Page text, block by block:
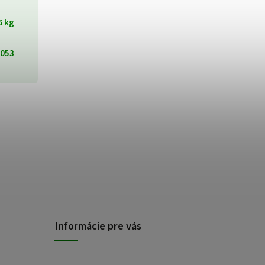
kg
Informácie pre vás